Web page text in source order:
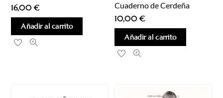
16,00€
Añadir al carrito
Cuaderno de Cerdeña
10,00€
Añadir al carrito